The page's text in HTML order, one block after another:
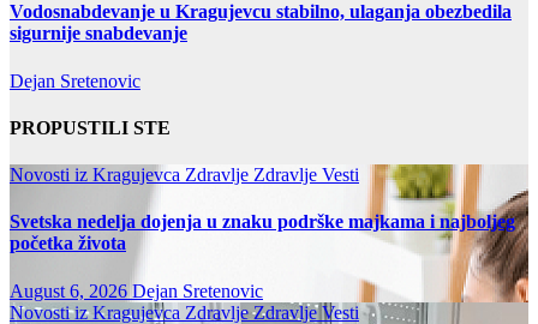
Vodosnabdevanje u Kragujevcu stabilno, ulaganja obezbedila
sigurnije snabdevanje
Dejan Sretenovic
PROPUSTILI STE
Novosti iz Kragujevca Zdravlje Zdravlje Vesti
Svetska nedelja dojenja u znaku podrške majkama i najboljeg
početka života
August 6, 2026 Dejan Sretenovic
Novosti iz Kragujevca ZdravljeZdravlje Vesti